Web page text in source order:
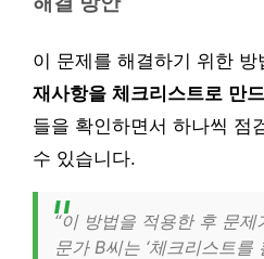
이 문제를 해결하기 위한 방
재사항을 체크리스트로 만
들을 확인하면서 하나씩 점
수 있습니다.
“이 방법을 적용한 후 문
문가 B씨는 ‘체크리스트